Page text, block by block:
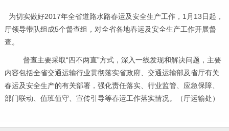
为切实做好2017年全省道路水路春运及安全生产工作， 1月 13日起，
厅领导带队组成5个督查组，对全省各地春运及安全生产工作开展督
查。
督查主要采取“四不两直”方式，深入一线发现和解决问题，主要
内容包括全省交通运输行业贯彻落实省政府、交通运输部及省厅有关
春运及安全生产的有关部署，强化责任落实、行业监管、应急保障、
部门联动、值班值守、宣传引导等春运工作落实情况。（厅运输处）